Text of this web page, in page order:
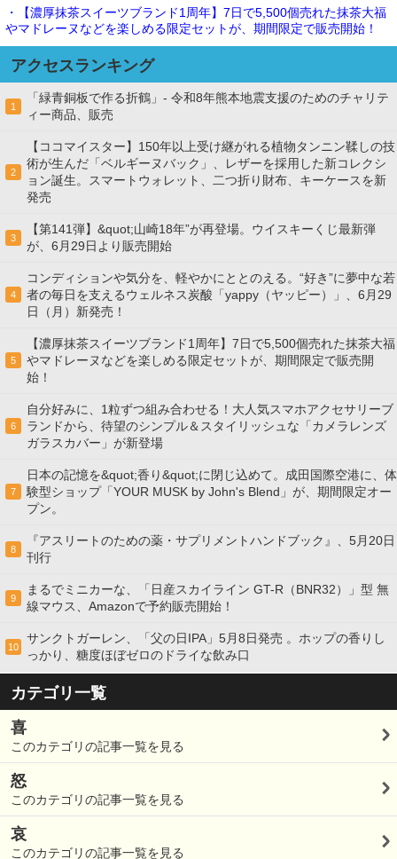
・【濃厚抹茶スイーツブランド1周年】7日で5,500個売れた抹茶大福
やマドレーヌなどを楽しめる限定セットが、期間限定で販売開始！
アクセスランキング
1
「緑青銅板で作る折鶴」- 令和8年熊本地震支援のためのチャリテ
ィー商品、販売
2
【ココマイスター】150年以上受け継がれる植物タンニン鞣しの技
術が生んだ「ベルギーヌバック」、レザーを採用した新コレクシ
ョン誕生。スマートウォレット、二つ折り財布、キーケースを新
発売
3
【第141弾】&quot;山崎18年”が再登場。ウイスキーくじ最新弾
が、6月29日より販売開始
4
コンディションや気分を、軽やかにととのえる。“好き”に夢中な若
者の毎日を支えるウェルネス炭酸「yappy（ヤッピー）」、6月29
日（月）新発売！
5
【濃厚抹茶スイーツブランド1周年】7日で5,500個売れた抹茶大福
やマドレーヌなどを楽しめる限定セットが、期間限定で販売開
始！
6
自分好みに、1粒ずつ組み合わせる！大人気スマホアクセサリーブ
ランドから、待望のシンプル＆スタイリッシュな「カメラレンズ
ガラスカバー」が新登場
7
日本の記憶を&quot;香り&quot;に閉じ込めて。成田国際空港に、体
験型ショップ「YOUR MUSK by John's Blend」が、期間限定オー
プン。
8
『アスリートのための薬・サプリメントハンドブック』、5月20日
刊行
9
まるでミニカーな、「日産スカイライン GT-R（BNR32）」型 無
線マウス、Amazonで予約販売開始！
10
サンクトガーレン、「父の日IPA」5月8日発売 。ホップの香りし
っかり、糖度ほぼゼロのドライな飲み口
カテゴリ一覧
喜
このカテゴリの記事一覧を見る
怒
このカテゴリの記事一覧を見る
哀
このカテゴリの記事一覧を見る